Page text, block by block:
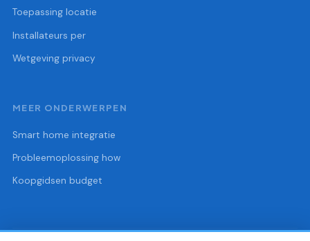
Toepassing locatie
Installateurs per
Wetgeving privacy
MEER ONDERWERPEN
Smart home integratie
Probleemoplossing how
Koopgidsen budget